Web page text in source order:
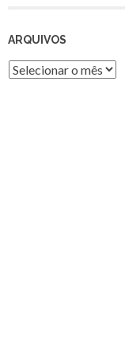
ARQUIVOS
Arquivos